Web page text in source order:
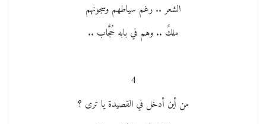
الشعر .. رغم سياطهم وسجونهم
ملكٌ .. وهم في بابه حُجَّاب ..
4
من أين أدخل في القصيدة يا ترى ؟